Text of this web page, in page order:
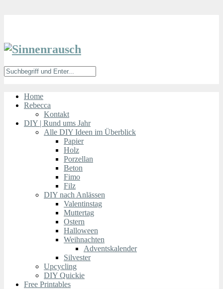
Home
Rebecca
Kontakt
DIY | Rund ums Jahr
Alle DIY Ideen im Überblick
Papier
Holz
Porzellan
Beton
Fimo
Filz
DIY nach Anlässen
Valentinstag
Muttertag
Ostern
Halloween
Weihnachten
Adventskalender
Silvester
Upcycling
DIY Quickie
Free Printables